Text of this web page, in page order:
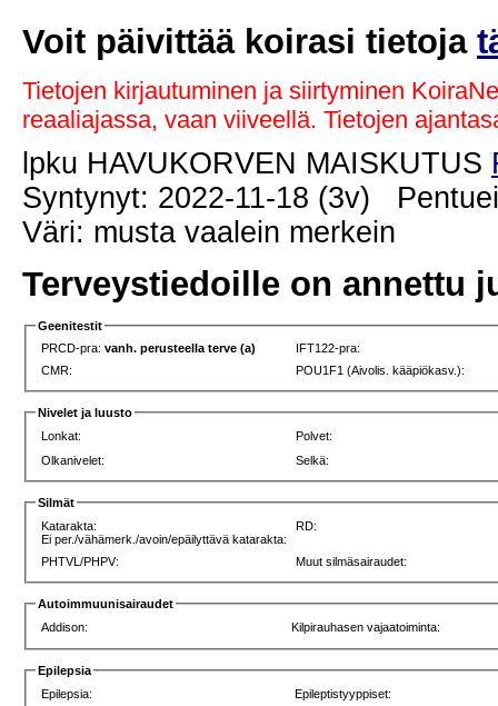
Voit päivittää koirasi tietoja
Tietojen kirjautuminen ja siirtyminen
reaaliajassa, vaan viiveellä. Tietojen
lpku HAVUKORVEN MAISKUTUS
Syntynyt: 2022-11-18 (3v)
Väri: musta vaalein merkein
Terveystiedoille on annettu
Geenitestit
PRCD-pra:vanh. perusteella terve (a)
IFT122-pra:
CMR:
POU1F1 (Aivolis. kääpiökasv.):
Nivelet ja luusto
Lonkat:
Polvet:
Olkanivelet:
Selkä:
Silmät
Katarakta:
Ei per./vähämerk./avoin/epäilyttävä katarakta:
RD:
PHTVL/PHPV: Muut silmäsairaudet:
Autoimmuunisairaudet
Addison:
Kilpirauhasen vajaatoiminta:
Epilepsia
Epilepsia:
Epileptistyyppiset: